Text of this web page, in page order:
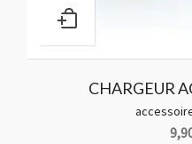
CHARGEUR